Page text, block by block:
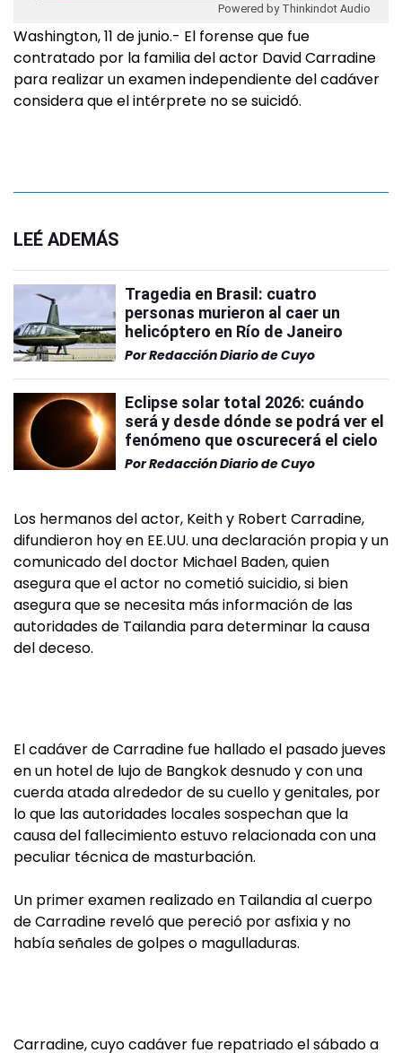
Powered by Thinkindot Audio
Washington, 11 de junio.- El forense que fue
contratado por la familia del actor David Carradine
para realizar un examen independiente del cadáver
considera que el intérprete no se suicidó.
LEÉ ADEMÁS
Tragedia en Brasil: cuatro
personas murieron al caer un
helicóptero en Río de Janeiro
PorRedacción Diario de Cuyo
Eclipse solar total 2026: cuándo
será y desde dónde se podrá ver el
fenómeno que oscurecerá el cielo
PorRedacción Diario de Cuyo
Los hermanos del actor, Keith y Robert Carradine,
difundieron hoy en EE.UU. una declaración propia y un
comunicado del doctor Michael Baden, quien
asegura que el actor no cometió suicidio, si bien
asegura que se necesita más información de las
autoridades de Tailandia para determinar la causa
del deceso.
El cadáver de Carradine fue hallado el pasado jueves
en un hotel de lujo de Bangkok desnudo y con una
cuerda atada alrededor de su cuello y genitales, por
lo que las autoridades locales sospechan que la
causa del fallecimiento estuvo relacionada con una
peculiar técnica de masturbación.
Un primer examen realizado en Tailandia al cuerpo
de Carradine reveló que pereció por asfixia y no
había señales de golpes o magulladuras.
Carradine, cuyo cadáver fue repatriado el sábado a